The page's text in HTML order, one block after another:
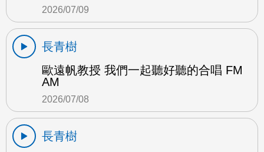
2026/07/09
長青樹
歐遠帆教授 我們一起聽好聽的合唱 FM
AM
2026/07/08
長青樹